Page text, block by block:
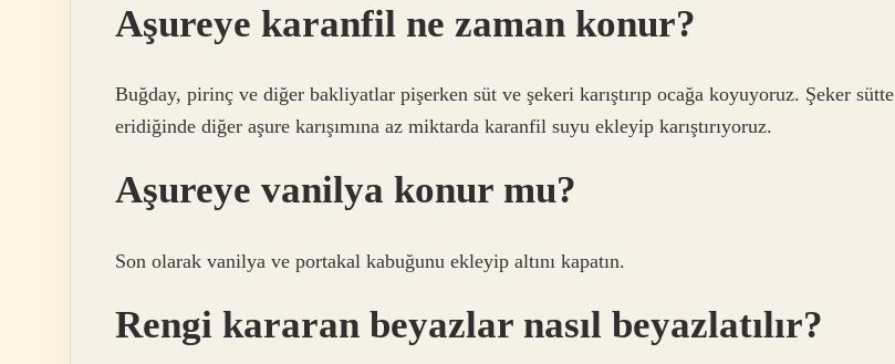
Aşureye karanfil ne zaman konur?
Buğday, pirinç ve diğer bakliyatlar pişerken süt ve şekeri karıştırıp ocağa koyuyoruz. Şeker sütte
eridiğinde diğer aşure karışımına az miktarda karanfil suyu ekleyip karıştırıyoruz.
Aşureye vanilya konur mu?
Son olarak vanilya ve portakal kabuğunu ekleyip altını kapatın.
Rengi kararan beyazlar nasıl beyazlatılır?